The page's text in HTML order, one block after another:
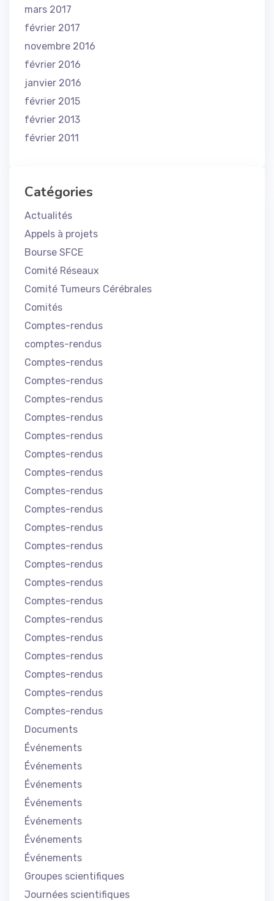
mars 2017
février 2017
novembre 2016
février 2016
janvier 2016
février 2015
février 2013
février 2011
Catégories
Actualités
Appels à projets
Bourse SFCE
Comité Réseaux
Comité Tumeurs Cérébrales
Comités
Comptes-rendus
comptes-rendus
Comptes-rendus
Comptes-rendus
Comptes-rendus
Comptes-rendus
Comptes-rendus
Comptes-rendus
Comptes-rendus
Comptes-rendus
Comptes-rendus
Comptes-rendus
Comptes-rendus
Comptes-rendus
Comptes-rendus
Comptes-rendus
Comptes-rendus
Comptes-rendus
Comptes-rendus
Comptes-rendus
Comptes-rendus
Comptes-rendus
Documents
Événements
Événements
Événements
Événements
Événements
Événements
Événements
Groupes scientifiques
Journées scientifiques